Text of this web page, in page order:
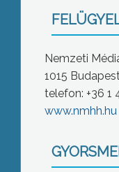
Nemzeti
1015
telefon: +36 1
www.nmhh.hu